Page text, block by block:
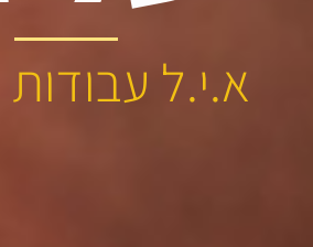
א.י.ל